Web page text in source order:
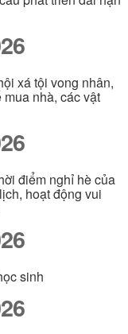
xá tội vong nhân,
nhà, các vật
điểm nghỉ hè của
hoạt động vui
sinh